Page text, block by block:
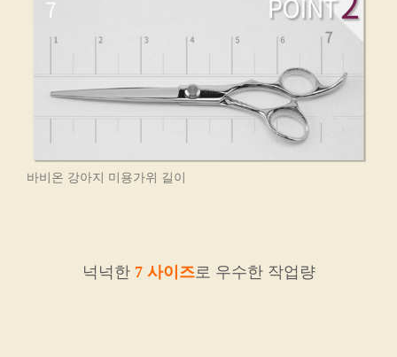
바비온 강아지 미용가위 길이
넉넉한 7 사이즈로 우수한 작업량